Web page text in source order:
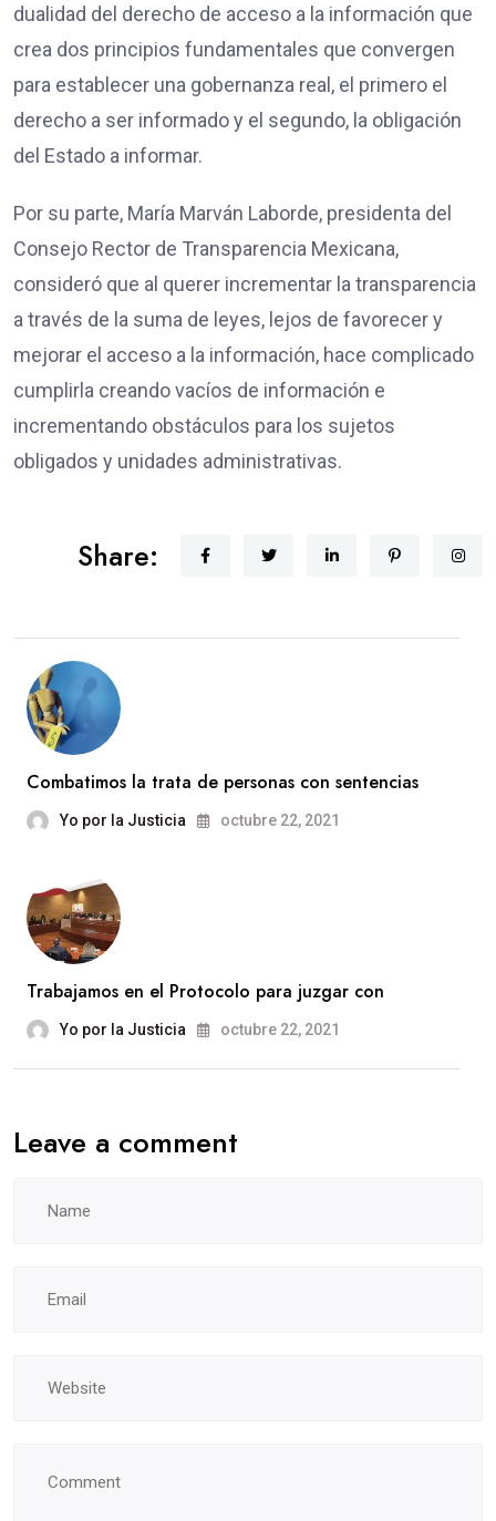
dualidad del derecho de acceso a la información que
crea dos principios fundamentales que convergen
para establecer una gobernanza real, el primero el
derecho a ser informado y el segundo, la obligación
del Estado a informar.
Por su parte, María Marván Laborde, presidenta del
Consejo Rector de Transparencia Mexicana,
consideró que al querer incrementar la transparencia
a través de la suma de leyes, lejos de favorecer y
mejorar el acceso a la información, hace complicado
cumplirla creando vacíos de información e
incrementando obstáculos para los sujetos
obligados y unidades administrativas.
Share:
Combatimos la trata de personas con sentencias
Yo por la Justicia octubre 22, 2021
Trabajamos en el Protocolo para juzgar con
Yo por la Justicia octubre 22, 2021
Leave a comment